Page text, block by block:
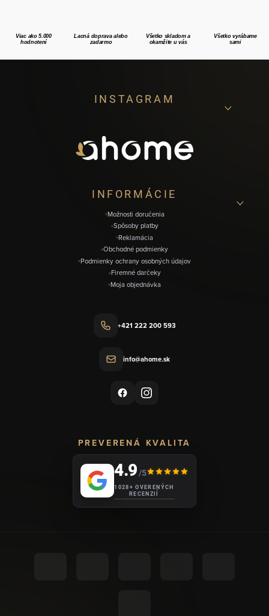
Viac ako 5.000
hodnotení
Lacná doprava alebo
zadarmo
Všetko skladom a
okamžite u vás
Všetko vyrábame
sami
INSTAGRAM
INFORMÁCIE
Možnosti doručenia
Spôsoby platby
Reklamácia
Obchodné podmienky
Podmienky ochrany osobných údajov
Firemné darčeky
Moja objednávka
+421 222 200 593
info@ahome.sk
PREVERENÁ KVALITA
4.9/5
1028+ OVERENÝCH
RECENZIÍ